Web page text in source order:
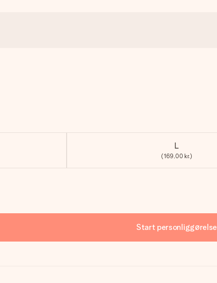
L
(169,00 kr.)
Start personliggørelse